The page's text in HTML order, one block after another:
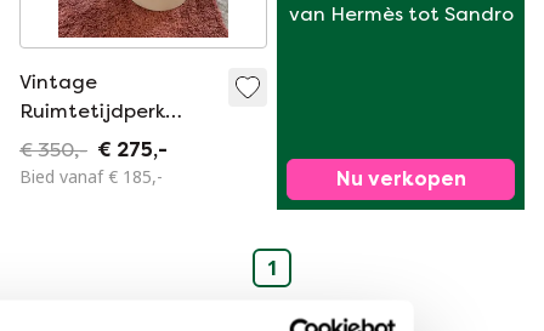
Vintage
Ruimtetijdperk
Dedalo Paraplubak
Artemide
€ 350,- € 275,-
Bied vanaf € 185,-
van Hermès tot Sandro
Nu verkopen
1